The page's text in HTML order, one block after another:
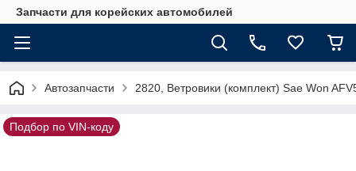
Запчасти для корейских автомобилей
Автозапчасти 2820, Ветровики (комплект) Sae Won
Подбор по VIN-коду